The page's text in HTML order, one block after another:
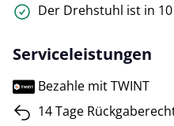
Der Drehstuhl ist in
Serviceleistungen
Bezahle mit TWINT
14 Tage